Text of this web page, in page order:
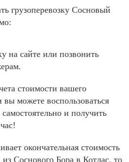
грузоперевозку Сосновый
на сайте или позвонить
стоимости вашего
можете воспользоваться
и получить
окончательная стоимость
из Соснового Бора в Котлас, то